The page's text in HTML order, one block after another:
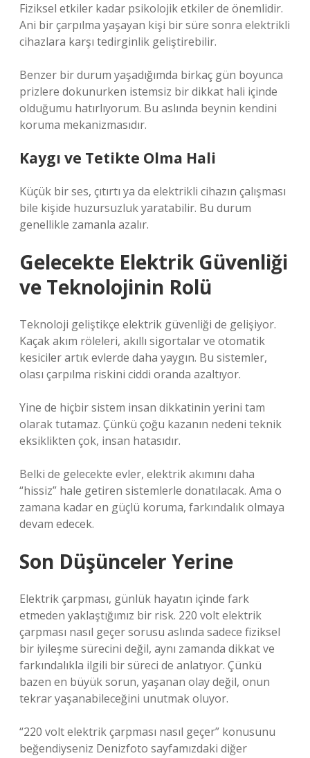
Fiziksel etkiler kadar psikolojik etkiler de önemlidir.
Ani bir çarpılma yaşayan kişi bir süre sonra elektrikli
cihazlara karşı tedirginlik geliştirebilir.
Benzer bir durum yaşadığımda birkaç gün boyunca
prizlere dokunurken istemsiz bir dikkat hali içinde
olduğumu hatırlıyorum. Bu aslında beynin kendini
koruma mekanizmasıdır.
Kaygı ve Tetikte Olma Hali
Küçük bir ses, çıtırtı ya da elektrikli cihazın çalışması
bile kişide huzursuzluk yaratabilir. Bu durum
genellikle zamanla azalır.
Gelecekte Elektrik Güvenliği
ve Teknolojinin Rolü
Teknoloji geliştikçe elektrik güvenliği de gelişiyor.
Kaçak akım röleleri, akıllı sigortalar ve otomatik
kesiciler artık evlerde daha yaygın. Bu sistemler,
olası çarpılma riskini ciddi oranda azaltıyor.
Yine de hiçbir sistem insan dikkatinin yerini tam
olarak tutamaz. Çünkü çoğu kazanın nedeni teknik
eksiklikten çok, insan hatasıdır.
Belki de gelecekte evler, elektrik akımını daha
“hissiz” hale getiren sistemlerle donatılacak. Ama o
zamana kadar en güçlü koruma, farkındalık olmaya
devam edecek.
Son Düşünceler Yerine
Elektrik çarpması, günlük hayatın içinde fark
etmeden yaklaştığımız bir risk. 220 volt elektrik
çarpması nasıl geçer sorusu aslında sadece fiziksel
bir iyileşme sürecini değil, aynı zamanda dikkat ve
farkındalıkla ilgili bir süreci de anlatıyor. Çünkü
bazen en büyük sorun, yaşanan olay değil, onun
tekrar yaşanabileceğini unutmak oluyor.
“220 volt elektrik çarpması nasıl geçer” konusunu
beğendiyseniz Denizfoto sayfamızdaki diğer